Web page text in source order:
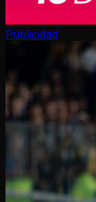
Publicidad